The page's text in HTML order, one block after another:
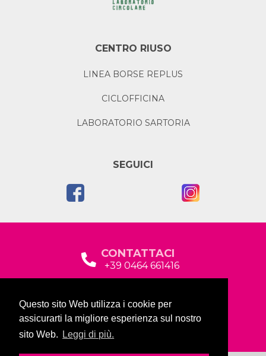
Questo sito Web utilizza i cookie per
assicurarti la migliore esperienza sul nostro
sito Web.
Leggi di più.
CENTRO RIUSO
LINEA BORSE REPLUS
CICLOFFICINA
LABORATORIO SARTORIA
SEGUICI
CONTATTACI
+39 0464 661416
Via Baltera, 19
38066 Riva del Garda (TN)